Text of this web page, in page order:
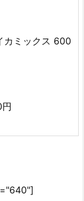
ミックス 600